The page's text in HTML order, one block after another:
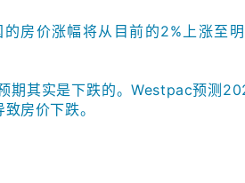
房价涨幅将从目前的2%上涨至
期其实是下跌的。Westpac预测
房价下跌。